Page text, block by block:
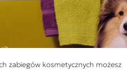
zabiegów kosmetycznych możesz